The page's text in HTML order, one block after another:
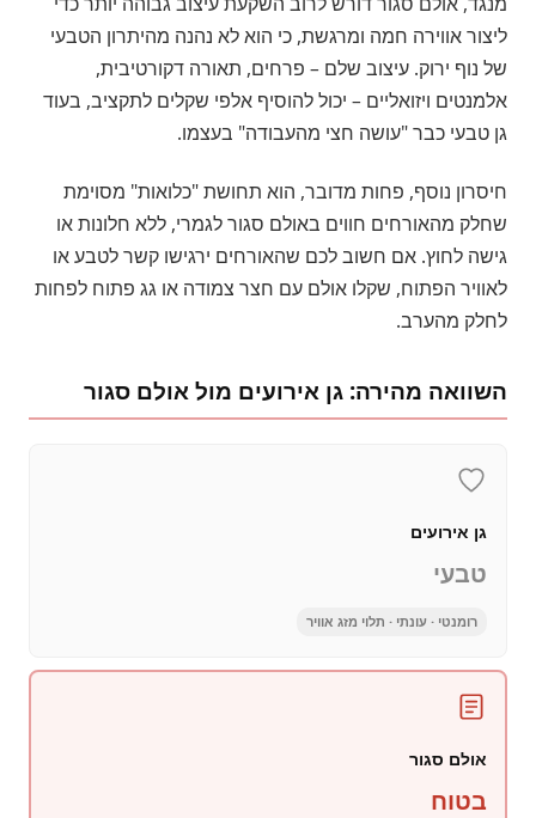
ליצור אווירה חמה ומרגשת, כי הוא לא נהנה מהיתרון הטבעי
של נוף ירוק. עיצוב שלם – פרחים, תאורה דקורטיבית,
אלמנטים ויזואליים – יכול להוסיף אלפי שקלים לתקציב, בעוד
גן טבעי כבר "עושה חצי מהעבודה" בעצמו.
חיסרון נוסף, פחות מדובר, הוא תחושת "כלואות" מסוימת
שחלק מהאורחים חווים באולם סגור לגמרי, ללא חלונות או
גישה לחוץ. אם חשוב לכם שהאורחים ירגישו קשר לטבע או
לאוויר הפתוח, שקלו אולם עם חצר צמודה או גג פתוח לפחות
לחלק מהערב.
השוואה מהירה: גן אירועים מול אולם סגור
גן אירועים
טבעי
רומנטי · עונתי · תלוי מזג אוויר
אולם סגור
בטוח